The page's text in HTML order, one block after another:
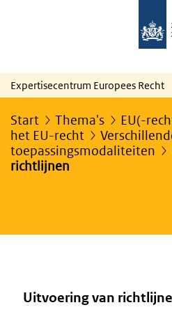
Expertisecentrum Europees Recht
Start Thema's EU(-
het EU-recht
toepassingsmodaliteiten
richtlijnen
Uitvoering van